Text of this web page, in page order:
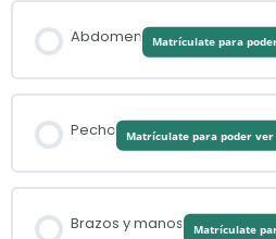
Abdomen Matrículate para
Pecho Matrículate para poder
Brazos y manos Matrículate